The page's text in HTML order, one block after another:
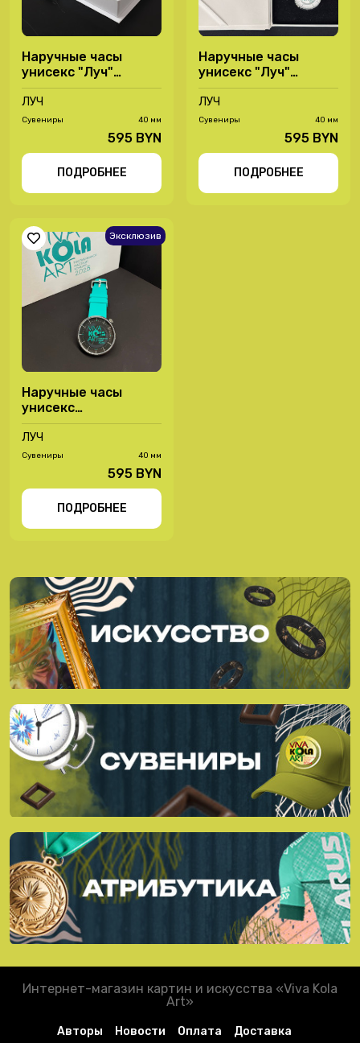
Наручные часы
унисекс "Луч"
78450017
ЛУЧ
Сувениры 40 мм
595 BYN
ПОДРОБНЕЕ
Наручные часы
унисекс "Луч"
78450020
ЛУЧ
Сувениры 40 мм
595 BYN
ПОДРОБНЕЕ
Эксклюзив
Наручные часы
унисекс
"Луч"78450018
ЛУЧ
Сувениры 40 мм
595 BYN
ПОДРОБНЕЕ
Интернет-магазин картин и искусства «Viva Kola
Art»
Авторы Новости Оплата Доставка